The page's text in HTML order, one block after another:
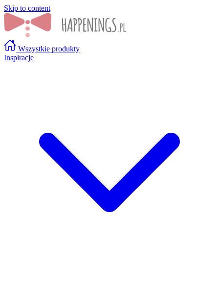
Skip to content
Wszystkie produkty
Inspiracje